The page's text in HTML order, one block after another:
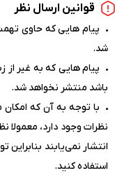
قوانین ارسال نظر
پیام هایی که حاوی
شد.
پیام هایی که به غیر از
باشد منتشر نخواهد شد.
با توجه به آن که
نظرات وجود دارد، معمولا
انتشار نمی‌یابند
استفاده کنید.